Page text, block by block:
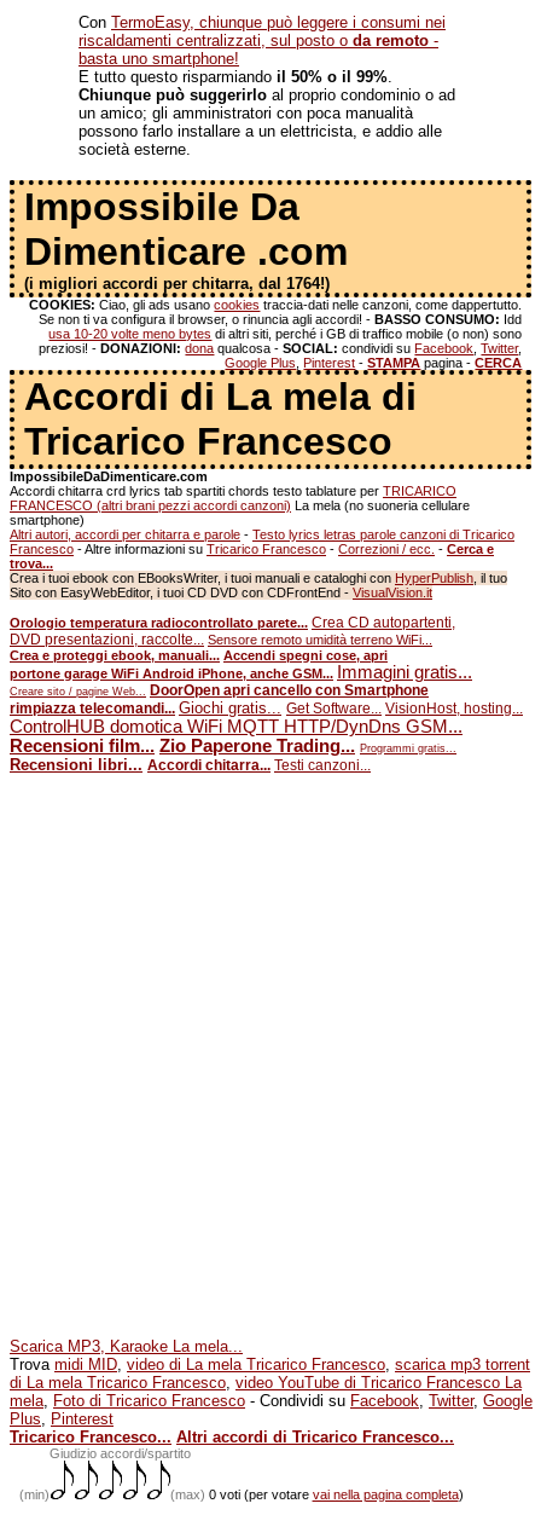
Con TermoEasy, chiunque può leggere i consumi nei
riscaldamenti centralizzati, sul posto o da remoto -
basta uno smartphone!
E tutto questo risparmiando il 50% o il 99%.
Chiunque può suggerirlo al proprio condominio o ad
un amico; gli amministratori con poca manualità
possono farlo installare a un elettricista, e addio alle
società esterne.
Impossibile Da
Dimenticare .com
(i migliori accordi per chitarra, dal 1764!)
COOKIES: Ciao, gli ads usanocookies traccia-dati nelle canzoni, come dappertutto.
Se non ti va configura il browser, o rinuncia agli accordi! -BASSO CONSUMO: Idd
usa 10-20 volte meno bytes di altri siti, perché i GB di traffico mobile (o non) sono
preziosi! -DONAZIONI: dona qualcosa -SOCIAL: condividi suFacebook ,Twitter,
Google Plus ,Pinterest -STAMPA pagina -CERCA
Accordi di La mela di
Tricarico Francesco
ImpossibileDaDimenticare.com
Accordi chitarra crd lyrics tab spartiti chords testo tablature per TRICARICO
FRANCESCO (altri brani pezzi accordi canzoni) La mela (no suoneria cellulare
smartphone)
Altri autori, accordi per chitarra e parole - Testo lyrics letras parole canzoni di Tricarico
Francesco - Altre informazioni su Tricarico Francesco - Correzioni / ecc. - Cerca e
trova...
Crea i tuoi ebook con EBooksWriter, i tuoi manuali e cataloghi con HyperPublish , il tuo
Sito con EasyWebEditor, i tuoi CD DVD con CDFrontEnd - VisualVision.it
Orologio temperatura radiocontrollato parete... Crea CD autopartenti,
DVD presentazioni, raccolte... Sensore remoto umidità terreno WiFi...
Crea e proteggi ebook, manuali... Accendi spegni cose, apri
portone garage WiFi Android iPhone, anche GSM...
Immagini gratis...
Creare sito / pagine Web... DoorOpen apri cancello con Smartphone
rimpiazza telecomandi... Giochi gratis... Get Software... VisionHost, hosting...
ControlHUB domotica WiFi MQTT HTTP/DynDns GSM...
Recensioni film... Zio Paperone Trading... Programmi gratis...
Recensioni libri... Accordi chitarra... Testi canzoni...
Scarica MP3, Karaoke La mela...
Trova midi MID, video di La mela Tricarico Francesco, scarica mp3 torrent
di La mela Tricarico Francesco, video YouTube di Tricarico Francesco La
mela, Foto di Tricarico Francesco - Condividi su Facebook, Twitter, Google
Plus, Pinterest
Tricarico Francesco... Altri accordi di Tricarico Francesco...
Giudizio accordi/spartito
(min) (max) 0 voti (per votare vai nella pagina completa)